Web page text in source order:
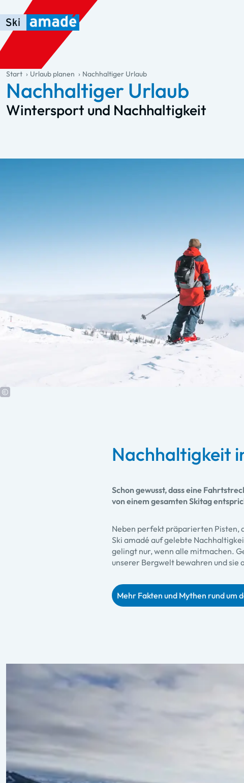
Zum Haupt-Inhalt springen
Springe zur Tabelle
Zur Haupt-Navigation springen
general.table-of-content
Start Urlaub planen Nachhaltiger Urlaub
Nachhaltiger Urlaub
Wintersport und Nachhaltigkeit
Nachhaltigkeit
Schon gewusst, dass eine
von einem gesamten Skitag
Neben perfekt präparierten Pisten,
Ski amadé auf gelebte
gelingt nur, wenn alle mitmachen.
unserer Bergwelt bewahren und
Mehr Fakten und Mythen rund um